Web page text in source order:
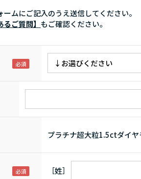
ムにご記入のうえ送信してください。
るご質問】 もご確認ください。
プラチナ超大粒1.5ctダイヤ
［姓］